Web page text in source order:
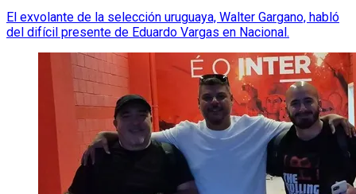
El exvolante de la selección uruguaya, Walter Gargano, habló
del difícil presente de Eduardo Vargas en Nacional.